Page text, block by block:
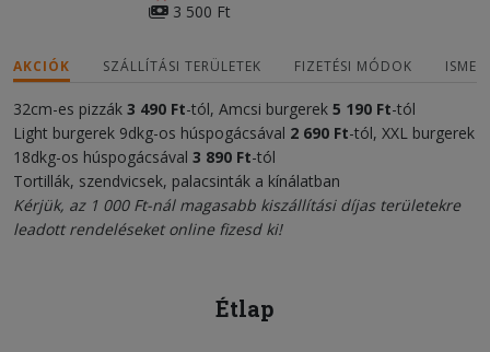
3 500 Ft
AKCIÓK SZÁLLÍTÁSI TERÜLETEK FIZETÉSI MÓDOK
32cm-es pizzák 3 490 Ft-tól, Amcsi burgerek 5 190 Ft-tól
Light burgerek 9dkg-os húspogácsával 2 690 Ft-tól, XXL burgerek
18dkg-os húspogácsával 3 890 Ft-tól
Tortillák, szendvicsek, palacsinták a kínálatban
Kérjük, az 1 000 Ft-nál magasabb kiszállítási díjas területekre
leadott rendeléseket online fizesd ki!
Étlap